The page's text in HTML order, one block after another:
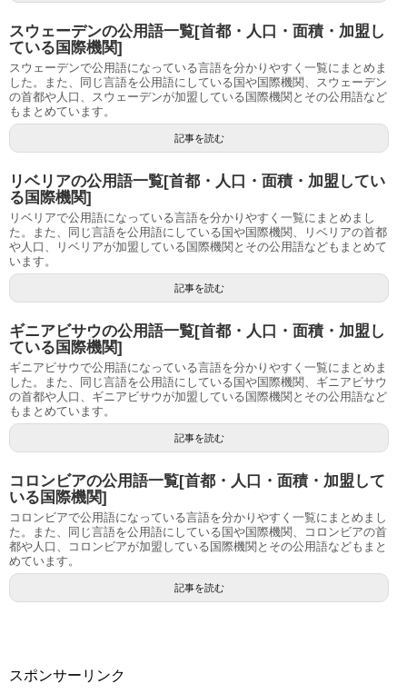
スウェーデンの公用語一覧[首都・人口・面積・加盟し
ている国際機関]
スウェーデンで公用語になっている言語を分かりやすく一覧にまとめま
した。また、同じ言語を公用語にしている国や国際機関、スウェーデン
の首都や人口、スウェーデンが加盟している国際機関とその公用語など
もまとめています。
記事を読む
リベリアの公用語一覧[首都・人口・面積・加盟してい
る国際機関]
リベリアで公用語になっている言語を分かりやすく一覧にまとめまし
た。また、同じ言語を公用語にしている国や国際機関、リベリアの首都
や人口、リベリアが加盟している国際機関とその公用語などもまとめて
います。
記事を読む
ギニアビサウの公用語一覧[首都・人口・面積・加盟し
ている国際機関]
ギニアビサウで公用語になっている言語を分かりやすく一覧にまとめま
した。また、同じ言語を公用語にしている国や国際機関、ギニアビサウ
の首都や人口、ギニアビサウが加盟している国際機関とその公用語など
もまとめています。
記事を読む
コロンビアの公用語一覧[首都・人口・面積・加盟して
いる国際機関]
コロンビアで公用語になっている言語を分かりやすく一覧にまとめまし
た。また、同じ言語を公用語にしている国や国際機関、コロンビアの首
都や人口、コロンビアが加盟している国際機関とその公用語などもまと
めています。
記事を読む
スポンサーリンク